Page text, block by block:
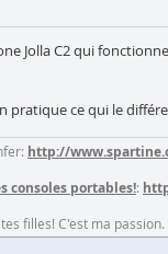
Jolla C2 qui
pratique ce qui le
http://
consoles portables!:
filles! C'est ma passion.